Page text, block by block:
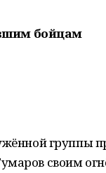
бойцам
группы
своим